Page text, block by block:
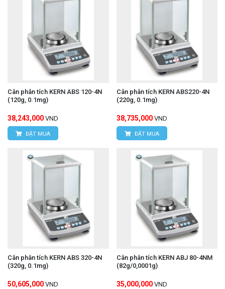
Cân phân tích KERN ABS 120-4N
(120g, 0.1mg)
38,243,000 VND
ĐẶT MUA
Cân phân tích KERN ABS220-4N
(220g, 0.1mg)
38,735,000 VND
ĐẶT MUA
Cân phân tích KERN ABS 320-4N
(320g, 0.1mg)
50,605,000 VND
Cân phân tích KERN ABJ 80-4NM
(82g/0,0001g)
35,000,000 VND